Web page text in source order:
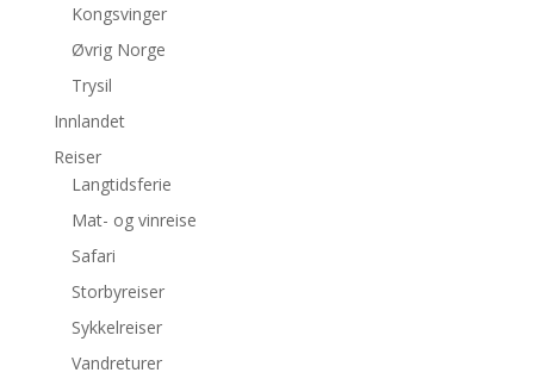
Kongsvinger
Øvrig Norge
Trysil
Innlandet
Reiser
Langtidsferie
Mat- og vinreise
Safari
Storbyreiser
Sykkelreiser
Vandreturer